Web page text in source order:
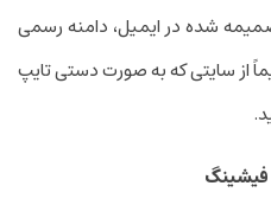
شده در ‌ایمیل، دامنه رسمی
از سایتی که به صورت دستی تایپ
فیشینگ